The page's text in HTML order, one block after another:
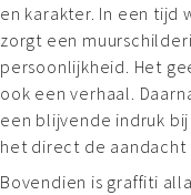
en karakter. In een tijd
zorgt een
persoonlijkheid. Het
ook een verhaal.
een blijvende indruk
het direct de aandacht
Bovendien is graffiti